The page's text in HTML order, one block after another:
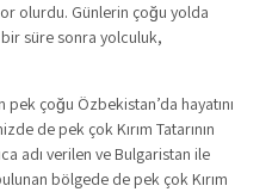
olurdu. Günlerin çoğu yolda
süre sonra yolculuk,
çoğu Özbekistan’da hayatını
de pek çok Kırım Tatarının
adı verilen ve Bulgaristan ile
bölgede de pek çok Kırım